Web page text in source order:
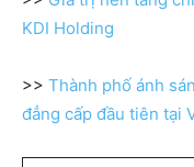
RETI là Công ty
và con người, nền
thức offline, RETI